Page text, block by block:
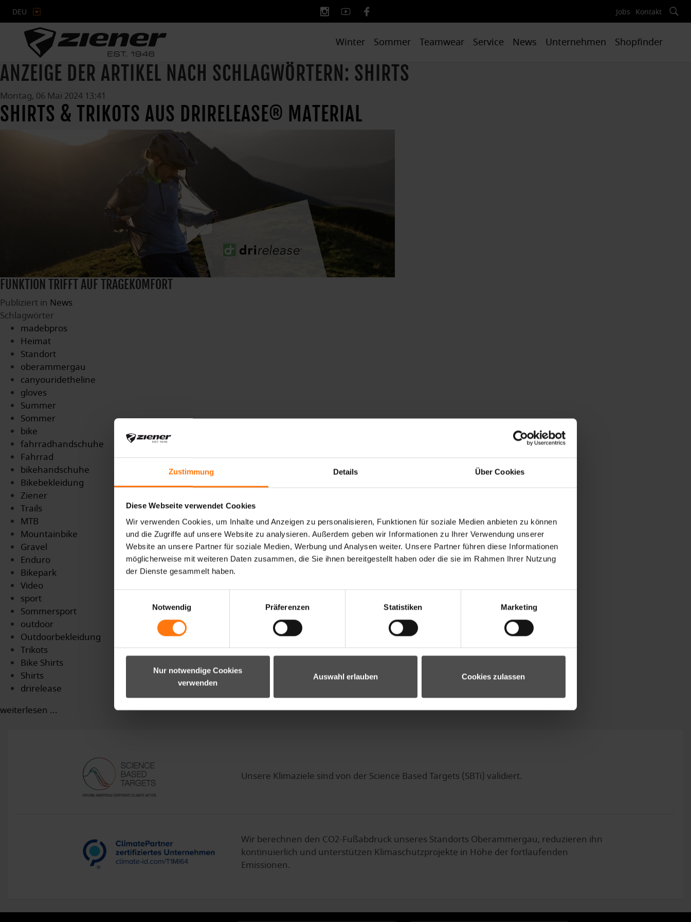
Zustimmung Details Über Cookies
Diese Webseite verwendet Cookies
Wir verwenden Cookies, um Inhalte und Anzeigen zu personalisieren, Funktionen für soziale Medien anbieten zu können
und die Zugriffe auf unsere Website zu analysieren. Außerdem geben wir Informationen zu Ihrer Verwendung unserer
Website an unsere Partner für soziale Medien, Werbung und Analysen weiter. Unsere Partner führen diese Informationen
möglicherweise mit weiteren Daten zusammen, die Sie ihnen bereitgestellt haben oder die sie im Rahmen Ihrer Nutzung
der Dienste gesammelt haben.
Notwendig
Präferenzen Statistiken Marketing
Nur notwendige Cookies
verwenden
Auswahl erlauben Cookies zulassen
DEU Jobs Kontakt
Winter Sommer Teamwear Service News Unternehmen Shopfinder
ANZEIGE DER ARTIKEL NACH SCHLAGWÖRTERN: SHIRTS
Montag, 06 Mai 2024 13:41
SHIRTS & TRIKOTS AUS DRIRELEASE® MATERIAL
FUNKTION TRIFFT AUF TRAGEKOMFORT
Publiziert in News
Schlagwörter
madebpros
Heimat
Standort
oberammergau
canyouridetheline
gloves
Summer
Sommer
bike
fahrradhandschuhe
Fahrrad
bikehandschuhe
Bikebekleidung
Ziener
Trails
MTB
Mountainbike
Gravel
Enduro
Bikepark
Video
sport
Sommersport
outdoor
Outdoorbekleidung
Trikots
Bike Shirts
Shirts
drirelease
weiterlesen ...
Unsere Klimaziele sind von der Science Based Targets (SBTi) validiert.
Wir berechnen den CO2-Fußabdruck unseres Standorts Oberammergau, reduzieren ihn
kontinuierlich und unterstützen Klimaschutzprojekte in Höhe der fortlaufenden
Emissionen.